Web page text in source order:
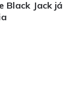
Black Jack já